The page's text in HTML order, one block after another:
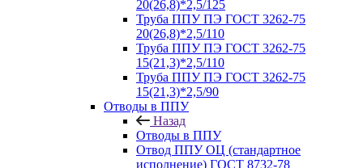
20(26,8)*2,5/125
Труба ППУ ПЭ ГОСТ 3262-75
20(26,8)*2,5/110
Труба ППУ ПЭ ГОСТ 3262-75
15(21,3)*2,5/110
Труба ППУ ПЭ ГОСТ 3262-75
15(21,3)*2,5/90
Отводы в ППУ
Назад
Отводы в ППУ
Отвод ППУ ОЦ (стандартное
исполнение) ГОСТ 8732-78